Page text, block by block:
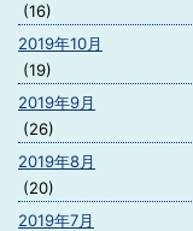
(16)
2019年10月
(19)
2019年9月
(26)
2019年8月
(20)
2019年7月